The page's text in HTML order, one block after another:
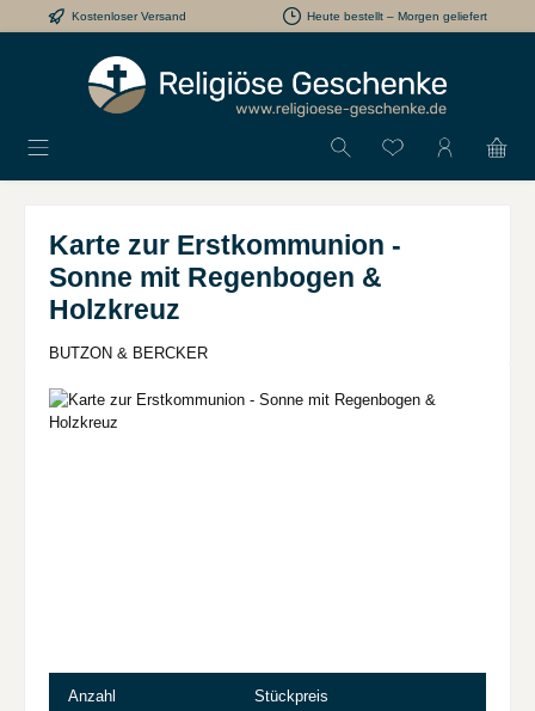
Zum Hauptinhalt springen
Kostenloser Versand Heute bestellt – Morgen geliefert
Du hast 0
Karte zur Erstkommunion -
Sonne mit Regenbogen &
Holzkreuz
BUTZON & BERCKER
Bildergalerie überspringen
Anzahl Stückpreis